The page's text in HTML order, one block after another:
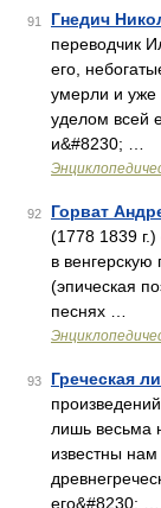
91 Гнедич
переводчик
его,
умерли и уже
уделом всей
и&#8230; …
92 Горват
(1778 1839 г.)
в
(эпическая
песнях …
93 Греческая
лишь весьма
известны
его&#8230; …